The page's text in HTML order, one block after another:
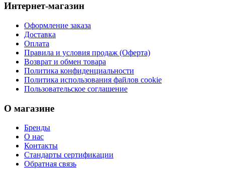
Интернет-магазин
Оформление заказа
Доставка
Оплата
Правила и условия продаж (Оферта)
Возврат и обмен товара
Политика конфиденциальности
Политика использования файлов cookie
Пользовательское соглашение
О магазине
Бренды
О нас
Контакты
Стандарты сертификации
Обратная связь